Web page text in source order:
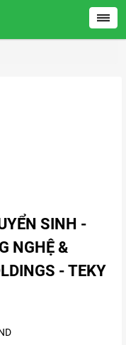
SINH -
NGHỆ &
- TEKY